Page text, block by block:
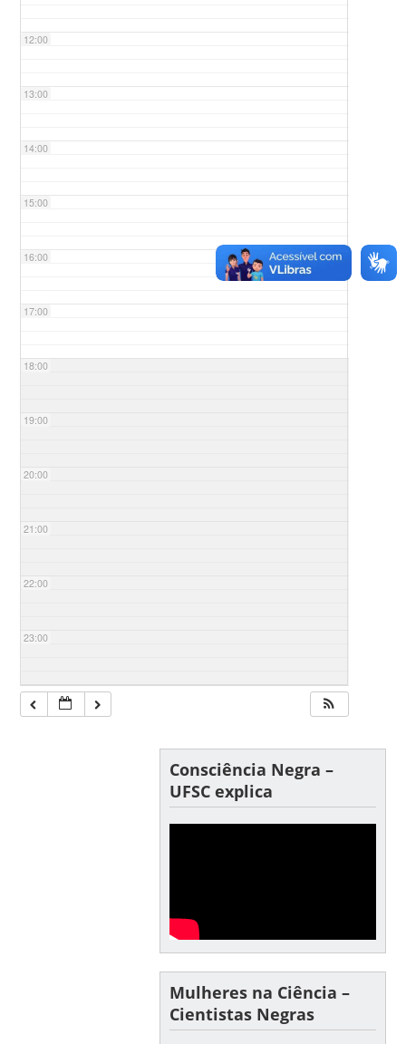
12:00
13:00
14:00
15:00
16:00
17:00
18:00
19:00
20:00
21:00
22:00
23:00
Consciência Negra –
UFSC explica
Mulheres na Ciência –
Cientistas Negras